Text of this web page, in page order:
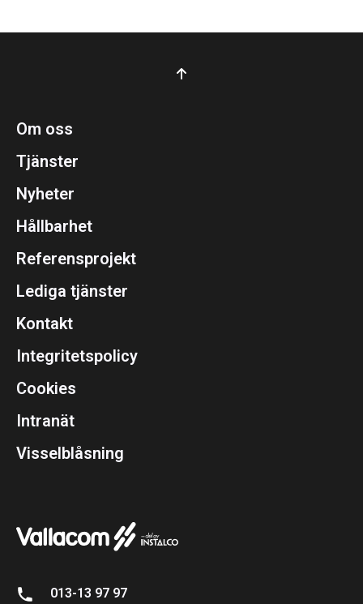
013-13 97 97
Om oss
Tjänster
Nyheter
Hållbarhet
Referensprojekt
Lediga tjänster
Kontakt
Integritetspolicy
Cookies
Intranät
Visselblåsning